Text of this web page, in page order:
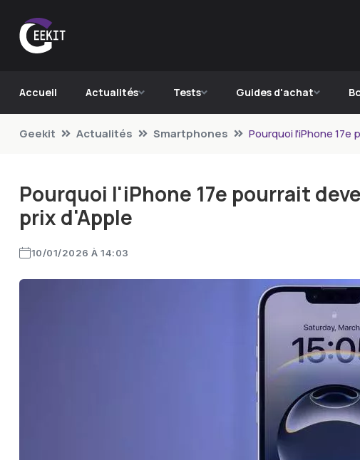
Accueil Actualités Tests Guides d'achat
Geekit Actualités Smartphones Pourquoi l'iPhone
Pourquoi l'iPhone 17e pourrait
prix d'Apple
10/01/2026 À 14:03